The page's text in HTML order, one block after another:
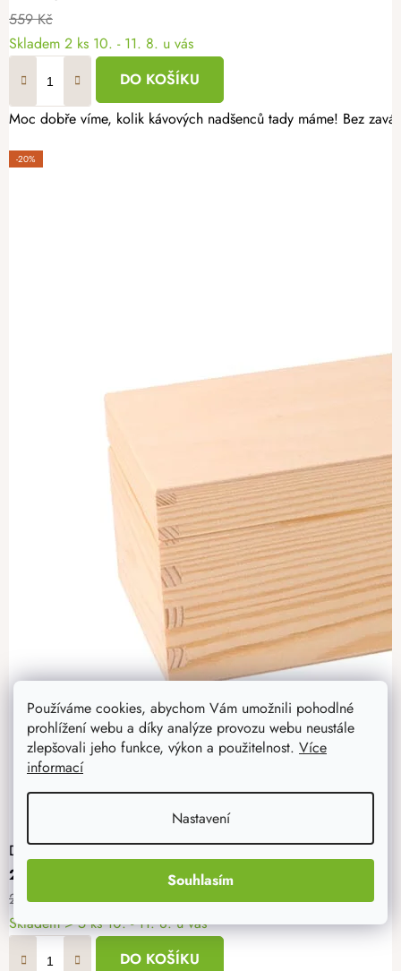
Používáme cookies, abychom Vám umožnili pohodlné
prohlížení webu a díky analýze provozu webu neustále
zlepšovali jeho funkce, výkon a použitelnost. Více
informací
Nastavení
Souhlasím
559 Kč
Skladem 2 ks 10. - 11. 8. u vás
DO KOŠÍKU
Moc dobře víme, kolik kávových nadšenců tady máme! Bez
-20%
Dřevěná krabička IV na víno
239 Kč
299 Kč
Skladem> 5 ks 10. - 11. 8. u vás
DO KOŠÍKU